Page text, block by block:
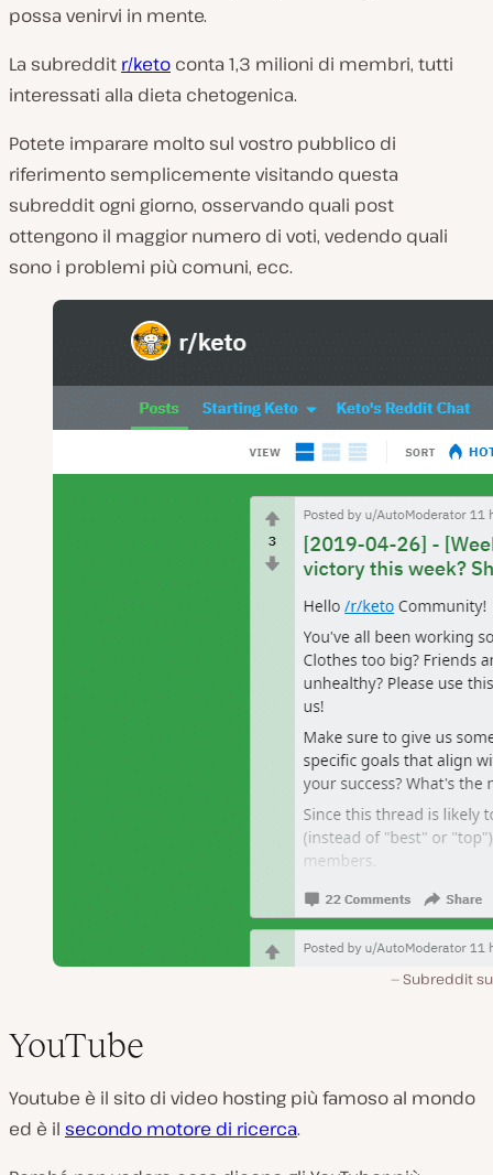
possa venirvi in mente.
La subreddit r/keto conta 1,3 milioni di membri, tutti
interessati alla dieta chetogenica.
Potete imparare molto sul vostro pubblico di
riferimento semplicemente visitando questa
subreddit ogni giorno, osservando quali post
ottengono il maggior numero di voti, vedendo quali
sono i problemi più comuni, ecc.
Subreddit
YouTube
Youtube è il sito di video hosting più famoso al mondo
ed è il secondo motore di ricerca.